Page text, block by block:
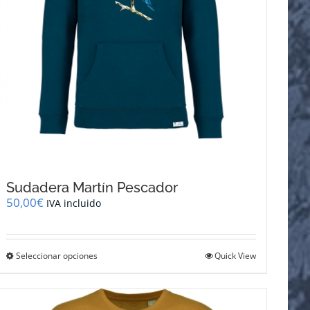
producto
Sudadera Martín Pescador
50,00€ IVA incluido
Seleccionar opcionesEste
múltiples
Quick View